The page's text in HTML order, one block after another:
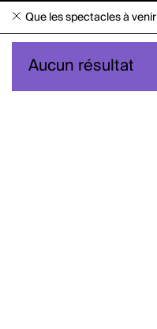
Que les spectacles à venir
Aucun résultat